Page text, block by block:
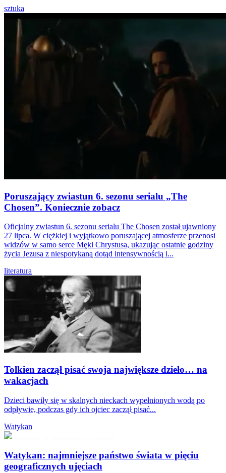
sztuka
Poruszający zwiastun 6. sezonu serialu „The
Chosen”. Koniecznie zobacz
Oficjalny zwiastun 6. sezonu serialu The Chosen został ujawniony
27 lipca. W ciężkiej i wyjątkowo poruszającej atmosferze przenosi
widzów w samo serce Męki Chrystusa, ukazując ostatnie godziny
życia Jezusa z niespotykaną dotąd intensywnością i...
literatura
Tolkien zaczął pisać swoja największe dzieło… na
wakacjach
Dzieci bawiły się w skalnych nieckach wypełnionych wodą po
odpływie, podczas gdy ich ojciec zaczął pisać...
Watykan
Watykan: najmniejsze państwo świata w pięciu
geograficznych ujęciach